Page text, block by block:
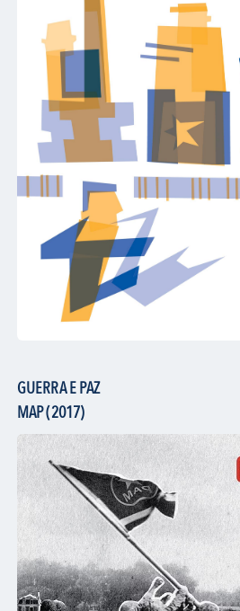
GUERRA E PAZ
MAP (2017)